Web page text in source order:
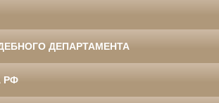
ДЕПАРТАМЕНТА
РФ